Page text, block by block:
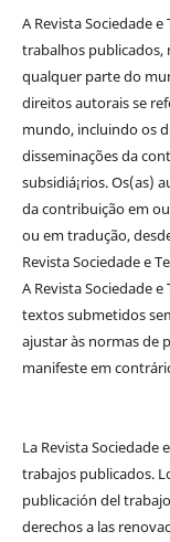
A Revista Sociedade
trabalhos publicados,
qualquer parte do
direitos autorais se
mundo, incluindo os
disseminações da
subsidiá¡rios. Os(as)
da contribuição em
ou em tradução,
Revista Sociedade e
A Revista Sociedade
textos submetidos
ajustar às normas de
manifeste em
La Revista
trabajos publicados.
publicación del
derechos a las